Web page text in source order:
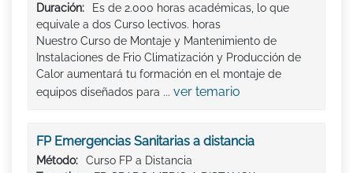
Duración:
Es de 2.000 horas académicas, lo que
equivale a dos Curso lectivos. horas
Nuestro Curso de Montaje y Mantenimiento de
Instalaciones de Frio Climatización y Producción de
Calor aumentará tu formación en el montaje de
equipos diseñados para ... ver temario
FP Emergencias Sanitarias a distancia
Método:
Curso FP a Distancia